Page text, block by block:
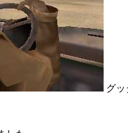
グッ